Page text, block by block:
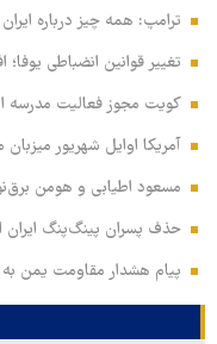
ترامپ: همه چیز درباره
تغییر قوانین انضباطی
کویت مجوز فعالیت مدرسه
آمریکا اوایل شهریور
مسعود اطیابی و هومن
حذف پسران پینگ‌پنگ ایران
پیام هشدار مقاومت یمن